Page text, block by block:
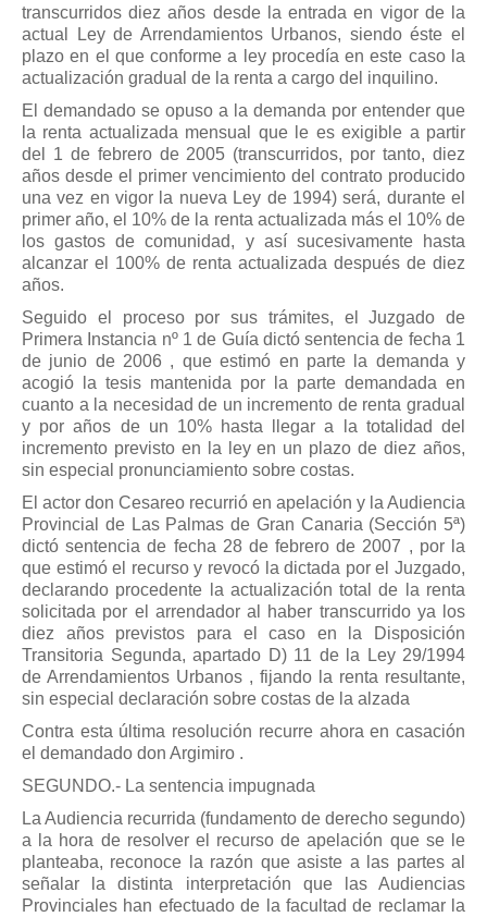
transcurridos diez años desde la entrada en vigor de la
actual Ley de Arrendamientos Urbanos, siendo éste el
plazo en el que conforme a ley procedía en este caso la
actualización gradual de la renta a cargo del inquilino.
El demandado se opuso a la demanda por entender que
la renta actualizada mensual que le es exigible a partir
del 1 de febrero de 2005 (transcurridos, por tanto, diez
años desde el primer vencimiento del contrato producido
una vez en vigor la nueva Ley de 1994) será, durante el
primer año, el 10% de la renta actualizada más el 10% de
los gastos de comunidad, y así sucesivamente hasta
alcanzar el 100% de renta actualizada después de diez
años.
Seguido el proceso por sus trámites, el Juzgado de
Primera Instancia nº 1 de Guía dictó sentencia de fecha 1
de junio de 2006 , que estimó en parte la demanda y
acogió la tesis mantenida por la parte demandada en
cuanto a la necesidad de un incremento de renta gradual
y por años de un 10% hasta llegar a la totalidad del
incremento previsto en la ley en un plazo de diez años,
sin especial pronunciamiento sobre costas.
El actor don Cesareo recurrió en apelación y la Audiencia
Provincial de Las Palmas de Gran Canaria (Sección 5ª)
dictó sentencia de fecha 28 de febrero de 2007 , por la
que estimó el recurso y revocó la dictada por el Juzgado,
declarando procedente la actualización total de la renta
solicitada por el arrendador al haber transcurrido ya los
diez años previstos para el caso en la Disposición
Transitoria Segunda, apartado D) 11 de la Ley 29/1994
de Arrendamientos Urbanos , fijando la renta resultante,
sin especial declaración sobre costas de la alzada
Contra esta última resolución recurre ahora en casación
el demandado don Argimiro .
SEGUNDO.- La sentencia impugnada
La Audiencia recurrida (fundamento de derecho segundo)
a la hora de resolver el recurso de apelación que se le
planteaba, reconoce la razón que asiste a las partes al
señalar la distinta interpretación que las Audiencias
Provinciales han efectuado de la facultad de reclamar la